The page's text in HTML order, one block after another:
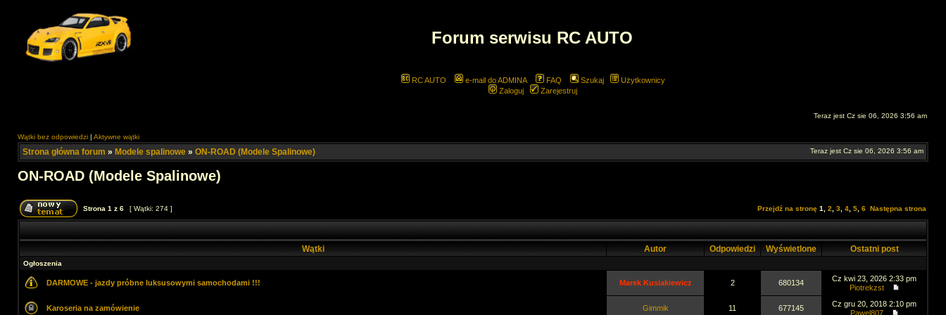
Forum serwisu RC AUTO
RC AUTO e-mail do ADMINA FAQ Szukaj
Użytkownicy
Zaloguj
Zarejestruj
Teraz jest Cz sie 06, 2026 3:56 am
Wątki bez odpowiedzi | Aktywne wątki
Strona główna forum » Modele spalinowe » ON-ROAD (Modele Spalinowe) Teraz jest Cz sie 06, 2026 3:56 am
ON-ROAD (Modele Spalinowe)
Strona 1 z 6 [ Wątki: 274 ] Przejdź na stronę 1 2 3 4 5 6 Następna strona
Wątki Autor Odpowiedzi Wyświetlone Ostatni post
Ogłoszenia
DARMOWE - jazdy próbne luksusowymi samochodami !!! Marek Kusiakiewicz 2 680134
Cz kwi 23, 2026 2:33 pm
Piotrekzst
Karoseria na zamówienie Gimmik 11 677145
Cz gru 20, 2018 2:10 pm
Pawel807